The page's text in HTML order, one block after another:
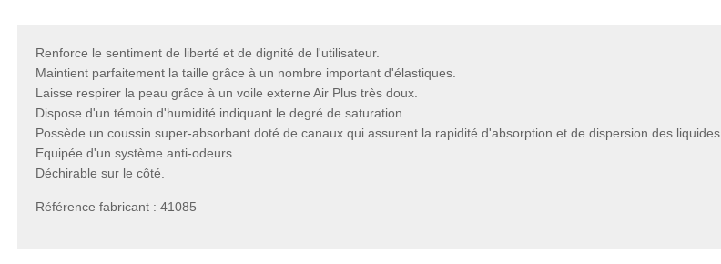
Renforce le sentiment de liberté et de dignité de l'utilisateur.
Maintient parfaitement la taille grâce à un nombre important d'élastiques.
Laisse respirer la peau grâce à un voile externe Air Plus très doux.
Dispose d'un témoin d'humidité indiquant le degré de saturation.
Possède un coussin super-absorbant doté de canaux qui assurent la rapidité d'absorption et de dispersion des liquides.
Equipée d'un système anti-odeurs.
Déchirable sur le côté.
Référence fabricant : 41085